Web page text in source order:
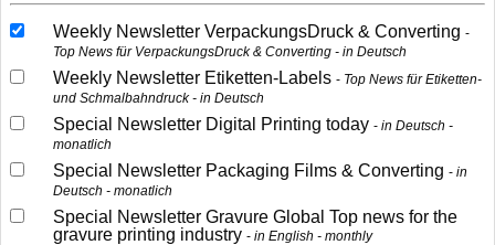
Weekly Newsletter VerpackungsDruck & Converting
Top News für VerpackungsDruck & Converting - in Deutsch
Weekly Newsletter Etiketten-Labels
Top News für Etiketten-
und Schmalbahndruck - in Deutsch
Special Newsletter Digital Printing today
in Deutsch -
monatlich
Special Newsletter Packaging Films & Converting
in
Deutsch - monatlich
Special Newsletter Gravure Global Top news for the
gravure printing industry
in English - monthly